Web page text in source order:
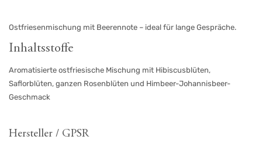
Ostfriesenmischung mit Beerennote – ideal für lange Gespräche.
Inhaltsstoffe
Aromatisierte ostfriesische Mischung mit Hibiscusblüten,
Saflorblüten, ganzen Rosenblüten und Himbeer-Johannisbeer-
Geschmack
Hersteller / GPSR